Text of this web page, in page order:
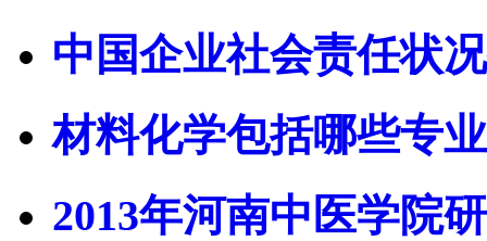
中国企业社会责任状
材料化学包括哪些专业
2013年河南中医学院研